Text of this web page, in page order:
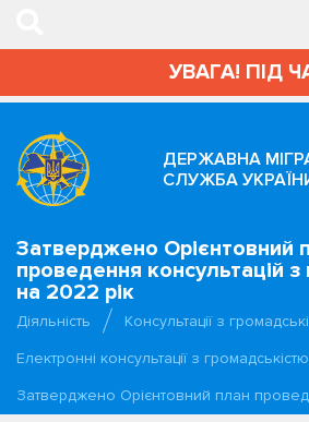
УВАГА! ПІД
ДЕРЖАВНА
СЛУЖБА
Затверджено Орієнтовний
проведення консультацій
на 2022 рік
Діяльність
Консультації з
Електронні консультації з громадськістю
Затверджено Орієнтовний план